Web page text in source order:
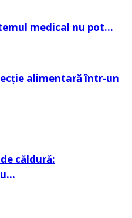
medical nu pot…
alimentară într-un
căldură: